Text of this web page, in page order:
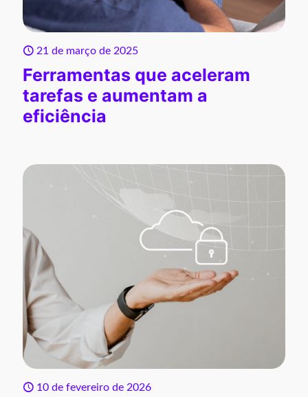
21 de março de 2025
Ferramentas que aceleram
tarefas e aumentam a
eficiência
10 de fevereiro de 2026